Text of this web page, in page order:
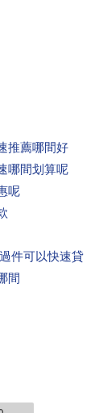
推薦哪間好
哪間划算呢
呢
件可以快速貸
間